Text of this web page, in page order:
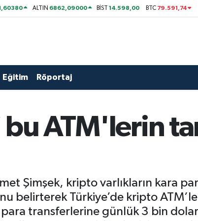
ALTIN 6862,09000 BİST14.598,00 BTC 79.591,74
Eğitim Röportaj
ATM'lerin
Şimşek, kripto varlıkların kara
belirterek Türkiye’de kripto
para transferlerine günlük 3 bin